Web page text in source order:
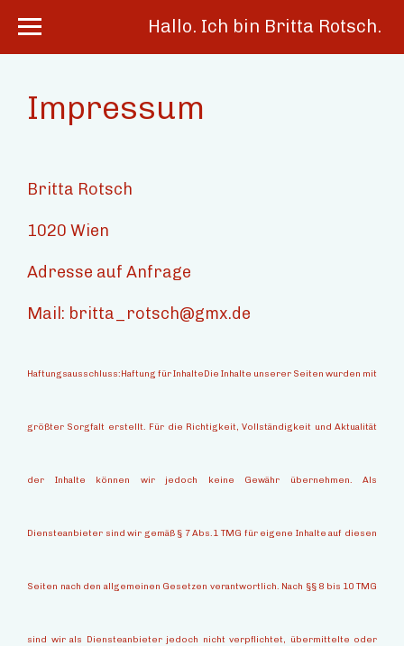
Hallo. Ich bin Britta Rotsch.
Impressum
Britta Rotsch
1020 Wien
Adresse auf Anfrage
Mail: britta_rotsch@gmx.de
Haftungsausschluss:Haftung für InhalteDie Inhalte unserer Seiten wurden mit
größter Sorgfalt erstellt. Für die Richtigkeit, Vollständigkeit und Aktualität
der Inhalte können wir jedoch keine Gewähr übernehmen. Als
Diensteanbieter sind wir gemäß § 7 Abs.1 TMG für eigene Inhalte auf diesen
Seiten nach den allgemeinen Gesetzen verantwortlich. Nach §§ 8 bis 10 TMG
sind wir als Diensteanbieter jedoch nicht verpflichtet, übermittelte oder